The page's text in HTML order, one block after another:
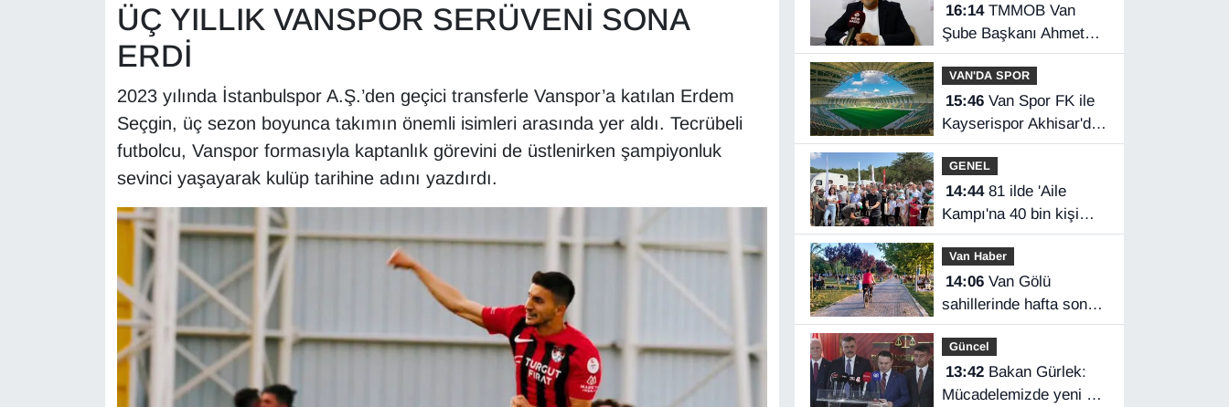
ÜÇ YILLIK VANSPOR SERÜVENİ SONA
ERDİ
2023 yılında İstanbulspor A.Ş.’den geçici transferle Vanspor’a katılan Erdem
Seçgin, üç sezon boyunca takımın önemli isimleri arasında yer aldı. Tecrübeli
futbolcu, Vanspor formasıyla kaptanlık görevini de üstlenirken şampiyonluk
sevinci yaşayarak kulüp tarihine adını yazdırdı.
16:14TMMOB Van
Şube Başkanı Ahmet
Ortakçı: Van’da otopark
yetersizliği ciddi sorun!
VAN'DA SPOR
15:46Van Spor FK ile
Kayserispor Akhisar'da
rakip
GENEL
14:4481 ilde 'Aile
Kampı'na 40 bin kişi
katıldı
Van Haber
14:06Van Gölü
sahillerinde hafta sonu
yoğunluğu
Güncel
13:42Bakan Gürlek:
Mücadelemizde yeni bir
Sinema - TV
TEKNOLOJİ